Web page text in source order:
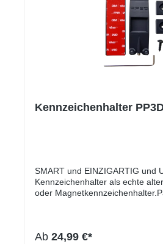
Kennzeichenhalter
SMART und EINZIGARTIG und
Kennzeichenhalter als echte
oder
oder MagnetHält bis über
Ab 24,99 €*